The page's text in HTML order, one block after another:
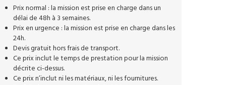
Prix normal : la mission est prise en charge dans un
délai de 48h à 3 semaines.
Prix en urgence : la mission est prise en charge dans les
24h.
Devis gratuit hors frais de transport.
Ce prix inclut le temps de prestation pour la mission
décrite ci-dessus.
Ce prix n’inclut ni les matériaux, ni les fournitures.